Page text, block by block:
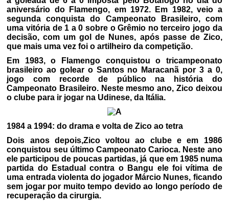
aniversário do Flamengo, em 1972. Em 1982, veio a
segunda conquista do Campeonato Brasileiro, com
uma vitória de 1 a 0 sobre o Grêmio no terceiro jogo da
decisão, com um gol de Nunes, após passe de Zico,
que mais uma vez foi o artilheiro da competição.
Em 1983, o Flamengo conquistou o tricampeonato
brasileiro ao golear o Santos no Maracanã por 3 a 0,
jogo com recorde de público na história do
Campeonato Brasileiro. Neste mesmo ano, Zico deixou
o clube para ir jogar na Udinese, da Itália.
1984 a 1994: do drama e volta de Zico ao tetra
Dois anos depois,Zico voltou ao clube e em 1986
conquistou seu último Campeonato Carioca. Neste ano
ele participou de poucas partidas, já que em 1985 numa
partida do Estadual contra o Bangu ele foi vítima de
uma entrada violenta do jogador Márcio Nunes, ficando
sem jogar por muito tempo devido ao longo período de
recuperação da cirurgia.